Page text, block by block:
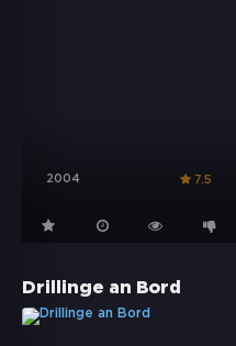
2004 7.5
Drillinge an Bord